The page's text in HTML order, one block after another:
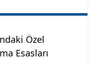
Özel
Esasları